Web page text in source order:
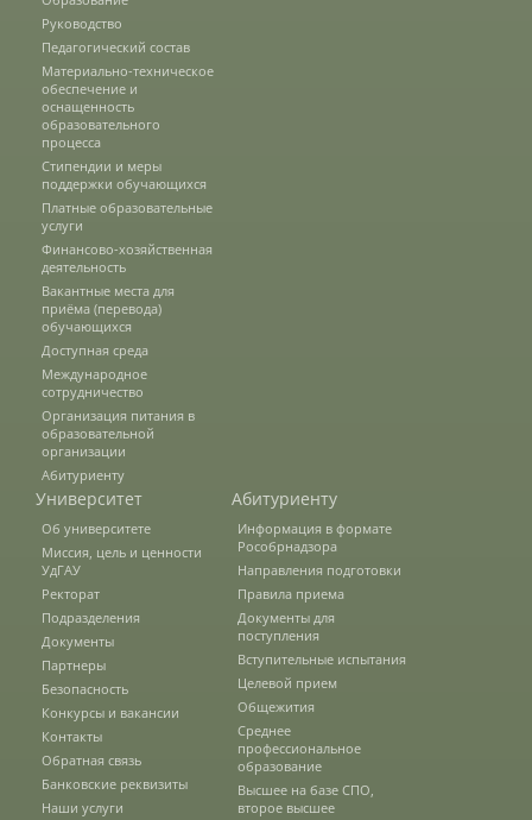
Подразделения
Документы
Условия труда на рабочих местах
Закупки
Учебный процесс
Защита персональных данных
Информация о проверках
Учетная политика
Партнеры
Руководство
Педагогический состав
Материально-техническое
обеспечение и
оснащенность
образовательного
процесса
Стипендии и меры
поддержки обучающихся
Платные образовательные
услуги
Финансово-хозяйственная
деятельность
Вакантные места для
приёма (перевода)
обучающихся
Доступная среда
Международное
сотрудничество
Организация питания в
образовательной
организации
Абитуриенту
Университет
Об университете
Миссия, цель и ценности
УдГАУ
Ректорат
Подразделения
Документы
Партнеры
Безопасность
Конкурсы и вакансии
Контакты
Обратная связь
Банковские реквизиты
Наши услуги
Абитуриенту
Информация в формате
Рособрнадзора
Направления подготовки
Правила приема
Документы для
поступления
Вступительные испытания
Целевой прием
Общежития
Среднее
профессиональное
образование
Высшее на базе СПО,
второе высшее